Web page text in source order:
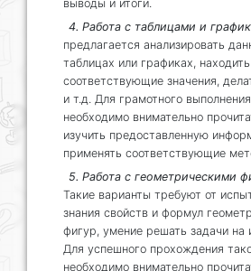
выводы и итоги.
4. Работа с таблицами и
предлагается анализировать
таблицах или графиках, находить
соответствующие значения,
и т.д. Для грамотного выполнения
необходимо внимательно
изучить предоставленную
применять соответствующие
5. Работа с геометрическими
Такие варианты требуют от
знания свойств и формул
фигур, умение решать задачи на
Для успешного прохождения
необходимо внимательно